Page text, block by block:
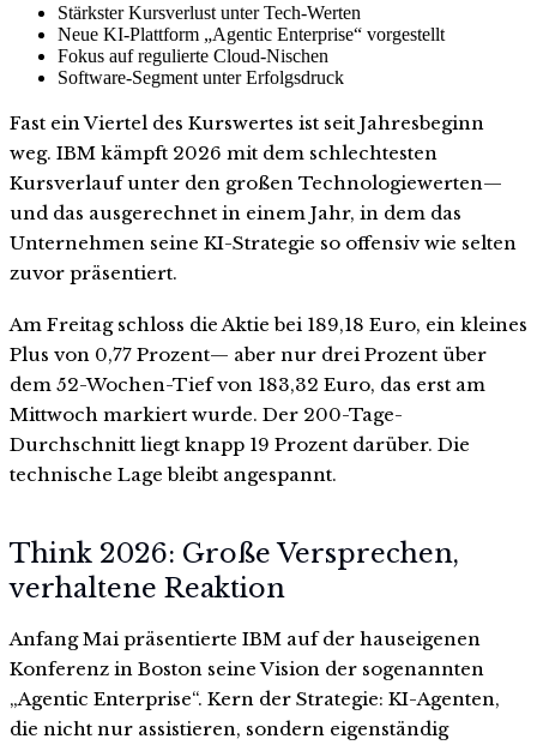
Stärkster Kursverlust unter Tech-Werten
Neue KI-Plattform „Agentic Enterprise“ vorgestellt
Fokus auf regulierte Cloud-Nischen
Software-Segment unter Erfolgsdruck
Fast ein Viertel des Kurswertes ist seit Jahresbeginn
weg. IBM kämpft 2026 mit dem schlechtesten
Kursverlauf unter den großen Technologiewerten—
und das ausgerechnet in einem Jahr, in dem das
Unternehmen seine KI-Strategie so offensiv wie selten
zuvor präsentiert.
Am Freitag schloss die Aktie bei 189,18 Euro, ein kleines
Plus von 0,77 Prozent— aber nur drei Prozent über
dem 52-Wochen-Tief von 183,32 Euro, das erst am
Mittwoch markiert wurde. Der 200-Tage-
Durchschnitt liegt knapp 19 Prozent darüber. Die
technische Lage bleibt angespannt.
Think 2026: Große Versprechen,
verhaltene Reaktion
Anfang Mai präsentierte IBM auf der hauseigenen
Konferenz in Boston seine Vision der sogenannten
„Agentic Enterprise“. Kern der Strategie: KI-Agenten,
die nicht nur assistieren, sondern eigenständig